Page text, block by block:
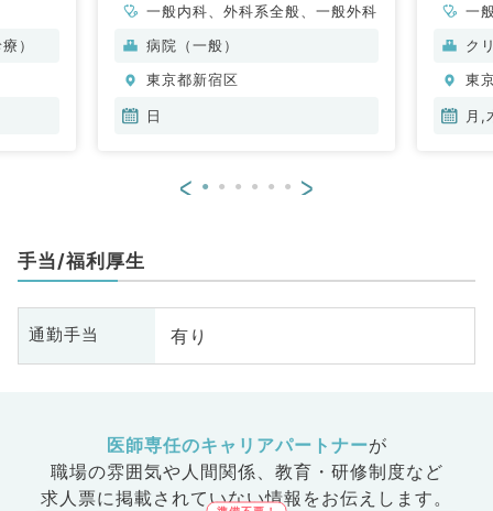
）
一般内科、外科系全般、一般外科
病院（一般）
東京都新宿区
日
一
ク
東
月,
< >
手当/福利厚生
通勤手当 有り
医師専任のキャリアパートナーが
職場の雰囲気や人間関係、 教育・研修制度など
求人票に掲載されていない情報をお伝えします。